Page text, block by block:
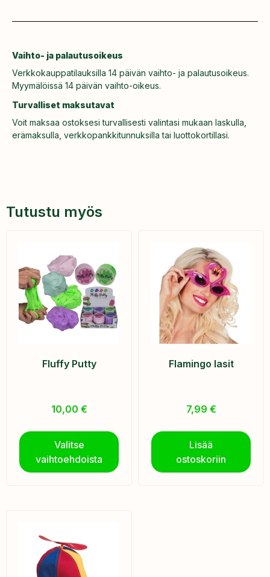
Vaihto- ja palautusoikeus
Verkkokauppatilauksilla 14 päivän vaihto- ja palautusoikeus.
Myymälöissä 14 päivän vaihto-oikeus.
Turvalliset maksutavat
Voit maksaa ostoksesi turvallisesti valintasi mukaan laskulla,
erämaksulla, verkkopankkitunnuksilla tai luottokortillasi.
Tutustu myös
Fluffy Putty
10,00 €
Valitse
vaihtoehdoista
Flamingo lasit
7,99 €
Lisää
ostoskoriin